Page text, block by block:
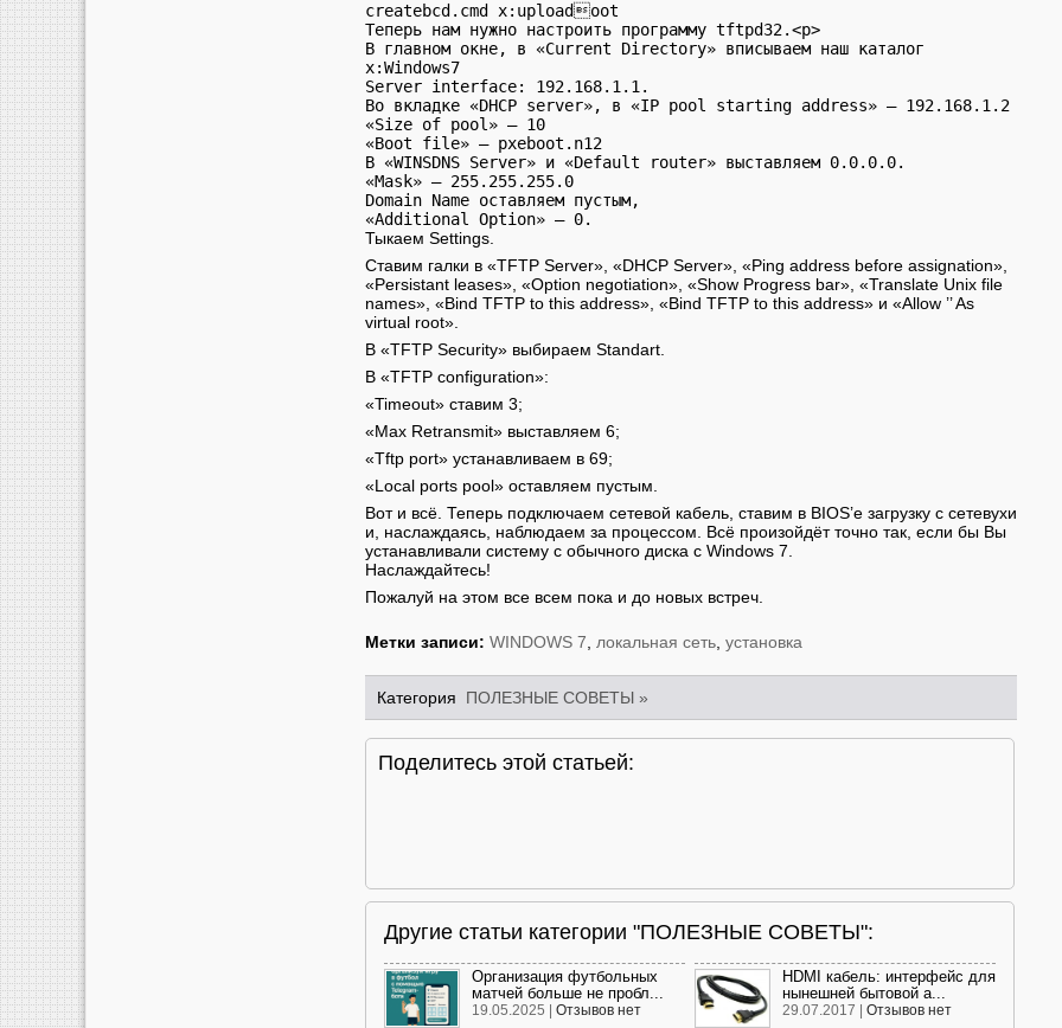
createbcd.cmd x:uploadoot
Теперь нам нужно настроить программу tftpd32.<p>
В главном окне, в «Current Directory» вписываем наш каталог
х:Windows7
Server interface: 192.168.1.1.
Во вкладке «DHCP server», в «IP pool starting address» — 192.168.1.2
«Size of pool» — 10
«Boot file» — pxeboot.n12
В «WINSDNS Server» и «Default router» выставляем 0.0.0.0.
«Mask» — 255.255.255.0
Domain Name оставляем пустым,
«Additional Option» — 0.
Тыкаем Settings.
Ставим галки в «TFTP Server», «DHCP Server», «Ping address before assignation»,
«Persistant leases», «Option negotiation», «Show Progress bar», «Translate Unix file
names», «Bind TFTP to this address», «Bind TFTP to this address» и «Allow ’’ As
virtual root».
В «TFTP Security» выбираем Standart.
В «TFTP configuration»:
«Timeout» ставим 3;
«Max Retransmit» выставляем 6;
«Tftp port» устанавливаем в 69;
«Local ports pool» оставляем пустым.
Вот и всё. Теперь подключаем сетевой кабель, ставим в BIOS’е загрузку с сетевухи
и, наслаждаясь, наблюдаем за процессом. Всё произойдёт точно так, если бы Вы
устанавливали систему с обычного диска с Windows 7.
Наслаждайтесь!
Пожалуй на этом все всем пока и до новых встреч.
Метки записи: WINDOWS 7 локальная сеть установка
Категория ПОЛЕЗНЫЕ СОВЕТЫ »
Поделитесь этой статьей:
Другие статьи категории "ПОЛЕЗНЫЕ СОВЕТЫ":
Организация футбольных
матчей больше не пробл...
19.05.2025 | Отзывов нет
HDMI кабель: интерфейс для
нынешней бытовой а...
29.07.2017 | Отзывов нет